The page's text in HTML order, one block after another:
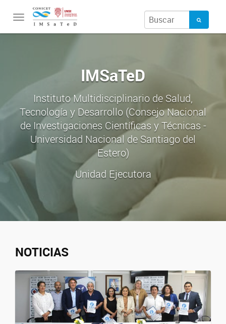
Toggle
navigation
IMSaTeD
Instituto Multidisciplinario de Salud,
Tecnología y Desarrollo (Consejo Nacional
de Investigaciones Científicas y Técnicas -
Universidad Nacional de Santiago del
Estero)
Unidad Ejecutora
NOTICIAS